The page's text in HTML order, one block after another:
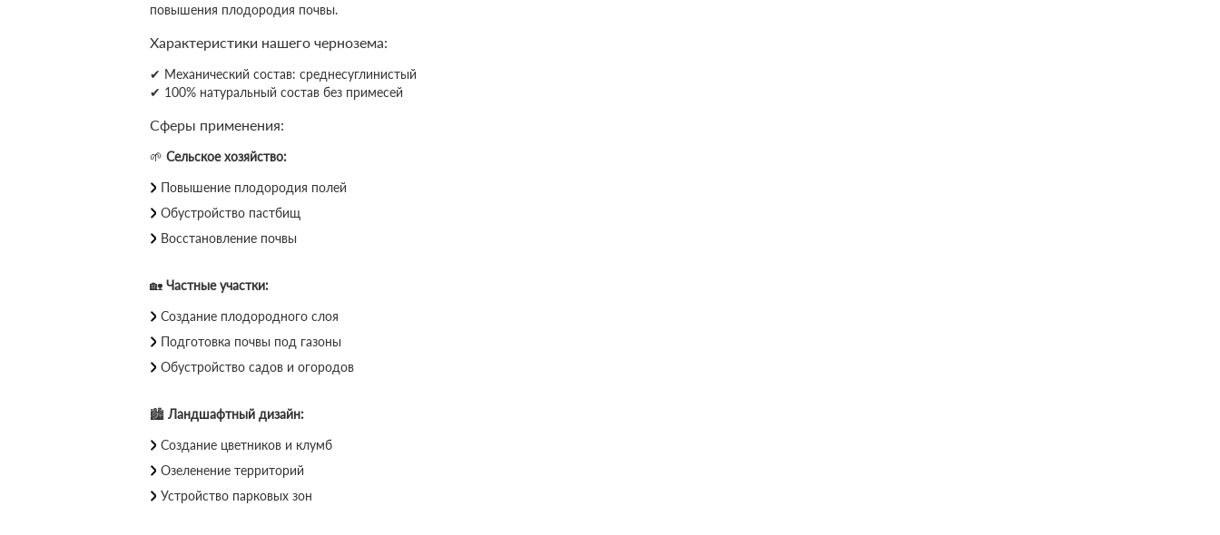
повышения плодородия почвы.
Характеристики нашего чернозема:
✔ Механический состав: среднесуглинистый
✔ 100% натуральный состав без примесей
Сферы применения:
🌱 Сельское хозяйство:
Повышение плодородия полей
Обустройство пастбищ
Восстановление почвы
🏡 Частные участки:
Создание плодородного слоя
Подготовка почвы под газоны
Обустройство садов и огородов
🏙 Ландшафтный дизайн:
Создание цветников и клумб
Озеленение территорий
Устройство парковых зон